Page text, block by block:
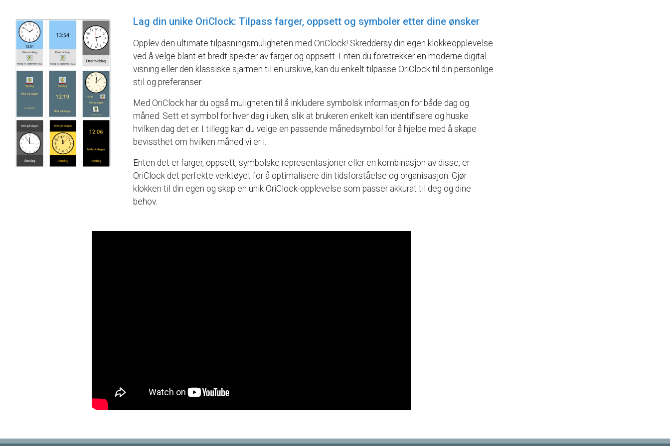
Lag din unike OriClock: Tilpass farger, oppsett og symboler etter dine ønsker
Opplev den ultimate tilpasningsmuligheten med OriClock! Skreddersy din egen klokkeopplevelse
ved å velge blant et bredt spekter av farger og oppsett. Enten du foretrekker en moderne digital
visning eller den klassiske sjarmen til en urskive, kan du enkelt tilpasse OriClock til din personlige
stil og preferanser.
Med OriClock har du også muligheten til å inkludere symbolsk informasjon for både dag og
måned. Sett et symbol for hver dag i uken, slik at brukeren enkelt kan identifisere og huske
hvilken dag det er. tillegg kan du velge en passende månedsymbol for å hjelpe med å skape
bevissthet om hvilken måned vi er i.
Enten det er farger, oppsett, symbolske representasjoner eller en kombinasjon av disse, er
OriClock det perfekte verktøyet for å optimalisere din tidsforståelse og organisasjon. Gjør
klokken til din egen og skap en unik OriClock-opplevelse som passer akkurat til deg og dine
behov.